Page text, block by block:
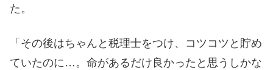
た。
「その後はちゃんと税理士をつけ、コツコツと貯め
ていたのに…。命があるだけ良かったと思うしかな